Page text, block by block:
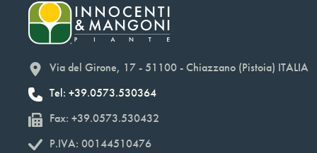
Via del Girone, 17 - 51100 - Chiazzano (Pistoia) ITALIA
Tel: +39.0573.530364
Fax: +39.0573.530432
P.IVA: 00144510476